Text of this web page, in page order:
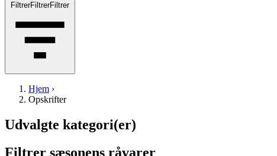
FiltrerFiltrer Filtrer
Hjem ›
Opskrifter
Udvalgte kategori(er)
Filtrer sæsonens råvarer